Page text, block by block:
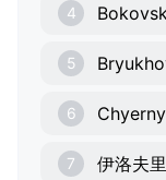
4
5
6
7 伊洛夫